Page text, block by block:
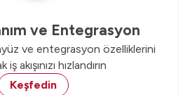
ve Entegrasyon
ve entegrasyon özelliklerini
akışınızı hızlandırın
Keşfedin